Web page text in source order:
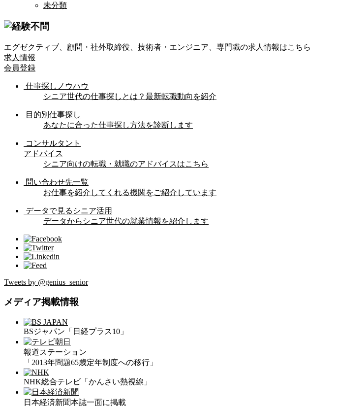
未分類
エグゼクティブ、顧問・社外取締役、技術者・エンジニア、専門職の求人情報はこちら
求人情報
会員登録
仕事探しノウハウ
シニア世代の仕事探しとは？最新転職動向を紹介
目的別仕事探し
あなたに合った仕事探し方法を診断します
コンサルタント
アドバイス
シニア向けの転職・就職のアドバイスはこちら
問い合わせ先一覧
お仕事を紹介してくれる機関をご紹介しています
データで見るシニア活用
データからシニア世代の就業情報を紹介します
Tweets by @genius_senior
メディア掲載情報
BSジャパン「日経プラス10」
報道ステーション
「2013年問題65歳定年制度への移行」
NHK総合テレビ「かんさい熱視線」
日本経済新聞本誌一面に掲載